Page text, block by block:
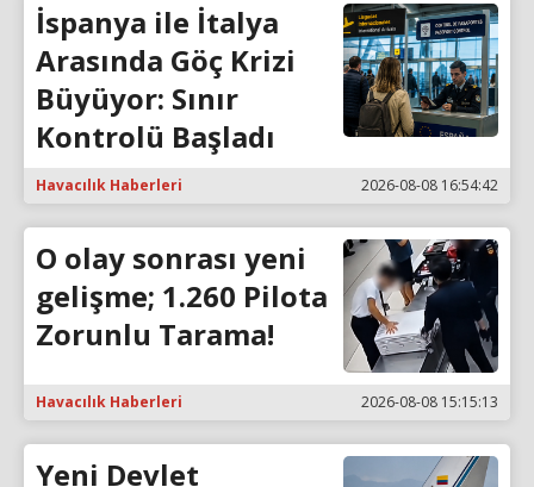
İspanya ile İtalya
Arasında Göç Krizi
Büyüyor: Sınır
Kontrolü Başladı
Havacılık Haberleri 2026-08-08 16:54:42
O olay sonrası yeni
gelişme; 1.260 Pilota
Zorunlu Tarama!
Havacılık Haberleri 2026-08-08 15:15:13
Yeni Devlet